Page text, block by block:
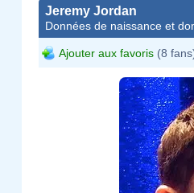
Jeremy Jordan
Données de naissance et
Ajouter aux favoris (8